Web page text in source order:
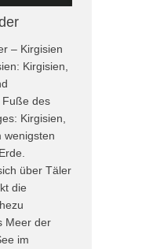
– Kirgisien
Kirgisien,
Fuße des
Kirgisien,
wenigsten
über Täler
die
Meer der
im